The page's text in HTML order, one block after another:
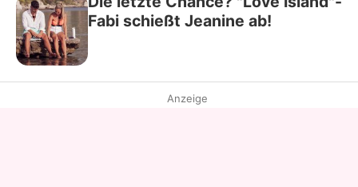
Fabi schießt Jeanine ab!
Anzeige